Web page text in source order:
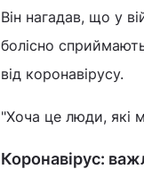
Він нагадав, що у
болісно
від коронавірусу.
"Хоча це люди, які
Коронавірус: